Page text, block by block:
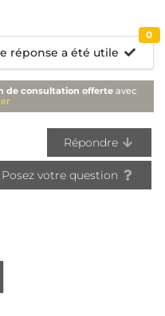
réponse a été utile
0
de consultation offerte avec
Répondre
Posez votre question